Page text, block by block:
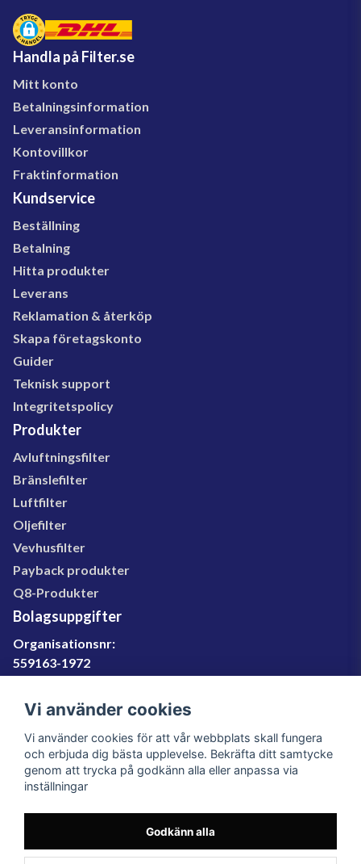
Handla på Filter.se
Mitt konto
Betalningsinformation
Leveransinformation
Kontovillkor
Fraktinformation
Kundservice
Beställning
Betalning
Hitta produkter
Leverans
Reklamation & återköp
Skapa företagskonto
Guider
Teknisk support
Integritetspolicy
Produkter
Avluftningsfilter
Bränslefilter
Luftfilter
Oljefilter
Vevhusfilter
Payback produkter
Q8-Produkter
Bolagsuppgifter
Organisationsnr:
559163-1972
SE559163197201
060-566 800
info@filter.se
Organisationsnummer: 559163-1972
Vi använder cookies
Vi använder cookies för att vår webbplats skall fungera
och erbjuda dig bästa upplevelse. Bekräfta ditt samtycke
genom att trycka på godkänn alla eller anpassa via
inställningar
Godkänn alla